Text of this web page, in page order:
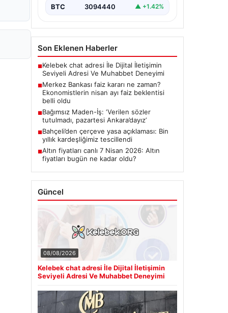
BTC 3094440 ▲ +1.42%
Son Eklenen Haberler
■Kelebek chat adresi İle Dijital İletişimin
Seviyeli Adresi Ve Muhabbet Deneyimi
■Merkez Bankası faiz kararı ne zaman?
Ekonomistlerin nisan ayı faiz beklentisi
belli oldu
■Bağımsız Maden-İş: ‘Verilen sözler
tutulmadı, pazartesi Ankara’dayız’
■Bahçeli’den çerçeve yasa açıklaması: Bin
yıllık kardeşliğimiz tescillendi
■Altın fiyatları canlı 7 Nisan 2026: Altın
fiyatları bugün ne kadar oldu?
Güncel
08/08/2026
Kelebek chat adresi İle Dijital İletişimin
Seviyeli Adresi Ve Muhabbet Deneyimi